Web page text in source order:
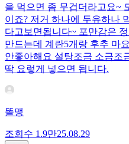
을 먹으면 좀 무겁더라고요~
이죠? 저거 하나에 두유하나
다고보면됩니다~ 포만감은
만드는데 계란5개랑 후추 마
안좋아해요 설탕조금 소금조
딱 요렇게 넣으면 됩니다.
똘맹
조회수 1.9만25.08.29